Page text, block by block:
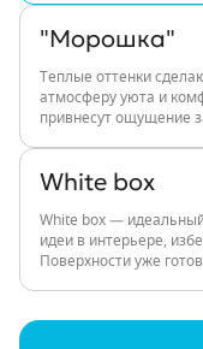
"Морошка"
Теплые оттенки
атмосферу уюта и
привнесут ощущение
White box
White box — идеальный
идеи в интерьере,
Поверхности уже